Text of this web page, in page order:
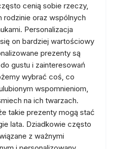
cenią sobie rzeczy,
rodzinie oraz wspólnych
Personalizacja
on bardziej wartościowy
prezenty są
gustu i zainteresowań
wybrać coś, co
wspomnieniom,
na ich twarzach.
takie prezenty mogą stać
lata. Dziadkowie często
z ważnymi